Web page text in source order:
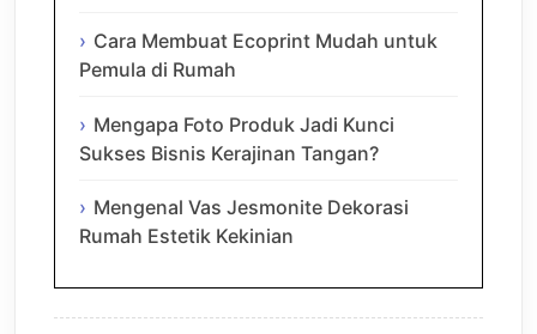
Cara Membuat Ecoprint Mudah untuk
Pemula di Rumah
Mengapa Foto Produk Jadi Kunci
Sukses Bisnis Kerajinan Tangan?
Mengenal Vas Jesmonite Dekorasi
Rumah Estetik Kekinian